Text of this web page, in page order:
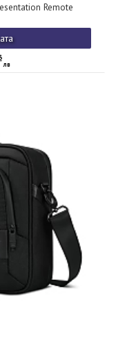
Remote
лв